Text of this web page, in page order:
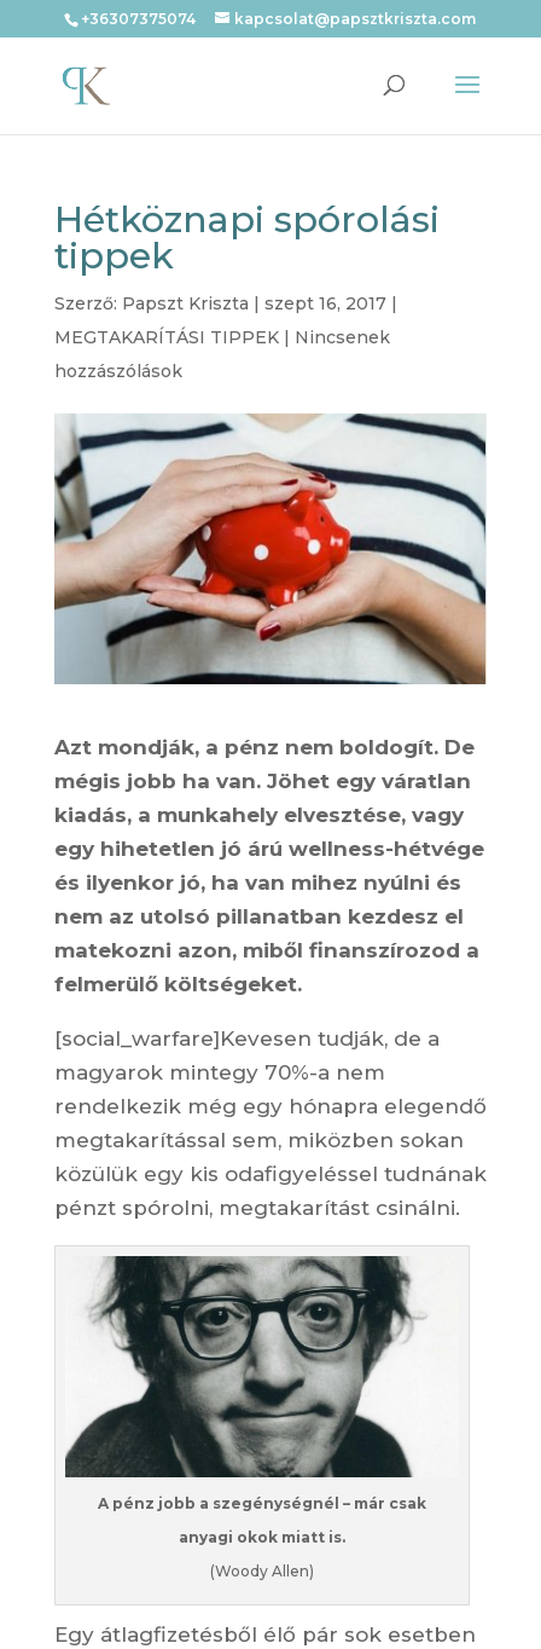
+36307375074 kapcsolat@papsztkriszta.com
Hétköznapi spórolási
tippek
Szerző: Papszt Kriszta | szept 16, 2017|
MEGTAKARÍTÁSI TIPPEK| Nincsenek
hozzászólások
Azt mondják, a pénz nem boldogít. De
mégis jobb ha van. Jöhet egy váratlan
kiadás, a munkahely elvesztése, vagy
egy hihetetlen jó árú wellness-hétvége
és ilyenkor jó, ha van mihez nyúlni és
nem az utolsó pillanatban kezdesz el
matekozni azon, miből finanszírozod a
felmerülő költségeket.
[social_warfare]Kevesen tudják, de a
magyarok mintegy 70%-a nem
rendelkezik még egy hónapra elegendő
megtakarítással sem, miközben sokan
közülük egy kis odafigyeléssel tudnának
pénzt spórolni, megtakarítást csinálni.
A pénz jobb a szegénységnél – már csak
anyagi okok miatt is.
(Woody Allen)
Egy átlagfizetésből élő pár sok esetben